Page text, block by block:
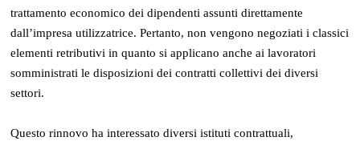
trattamento economico dei dipendenti assunti direttamente
dall’impresa utilizzatrice. Pertanto, non vengono negoziati i classici
elementi retributivi in quanto si applicano anche ai lavoratori
somministrati le disposizioni dei contratti collettivi dei diversi
settori.
Questo rinnovo ha interessato diversi istituti contrattuali,